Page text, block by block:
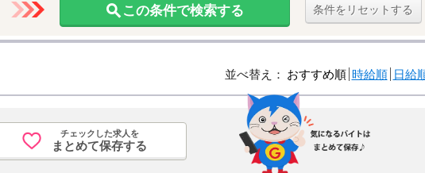
この条件で検索する 条件をリセットする
並べ替え： おすすめ順 時給順 日給
チェックした求人を
まとめて保存する